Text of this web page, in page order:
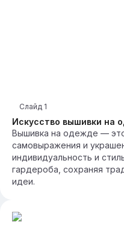
Искусство вышивки на
Слайд 1
Вышивка на одежде —
самовыражения и
индивидуальность и
гардероба, сохраняя
идеи.